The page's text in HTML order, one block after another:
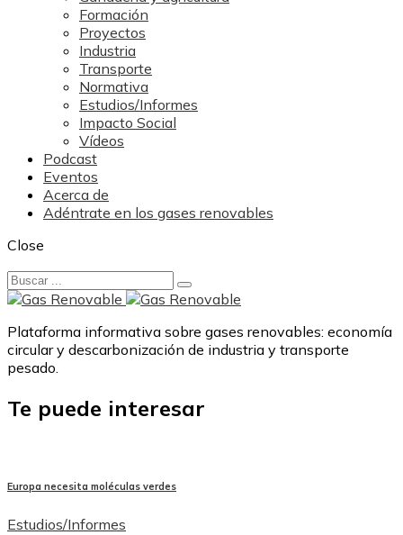
Formación
Proyectos
Industria
Transporte
Normativa
Estudios/Informes
Impacto Social
Vídeos
Podcast
Eventos
Acerca de
Adéntrate en los gases renovables
Close
Plataforma informativa sobre gases renovables: economía
circular y descarbonización de industria y transporte
pesado.
Te puede interesar
Europa necesita moléculas verdes
Estudios/Informes